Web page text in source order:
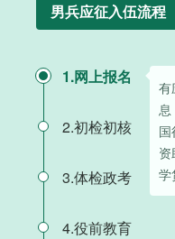
男兵应征入伍流程
1.网上报名
有
息
学
2.初检初核
3.体检政考
4.役前教育